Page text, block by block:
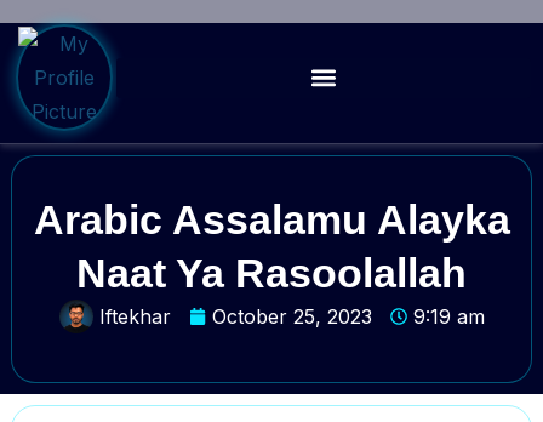
Arabic Assalamu Alayka
Naat Ya Rasoolallah
Iftekhar October 25, 2023 9:19 am